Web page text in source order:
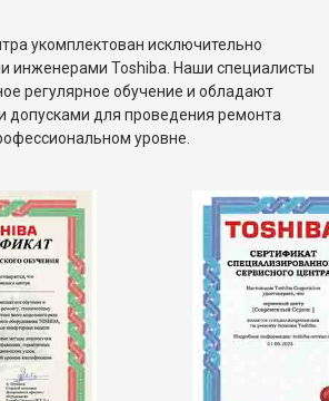
укомплектован исключительно
инженерами Toshiba. Наши специалисты
регулярное обучение и обладают
для проведения ремонта
уровне.